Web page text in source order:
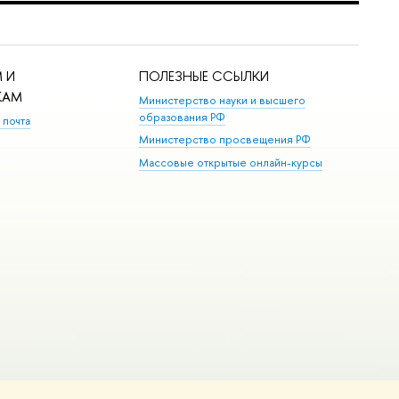
И
ПОЛЕЗНЫЕ ССЫЛКИ
Министерство науки и высшего
образования РФ
Министерство просвещения РФ
Массовые открытые онлайн-курсы